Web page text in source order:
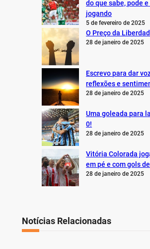
do que sabe, pode
jogando
5 de fevereiro de 2025
O Preço da
28 de janeiro de 2025
Escrevo para dar
reflexões e
28 de janeiro de 2025
Uma goleada para
0!
28 de janeiro de 2025
Vitória Colorada
em pé e com gols
28 de janeiro de 2025
Notícias Relacionadas